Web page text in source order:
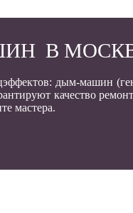
В
дым-машин
качество
мастера.